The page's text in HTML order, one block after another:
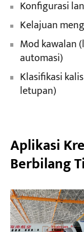
Konfigurasi
Kelajuan
Mod kawalan
automasi)
Klasifikasi
letupan)
Aplikasi
Berbilang